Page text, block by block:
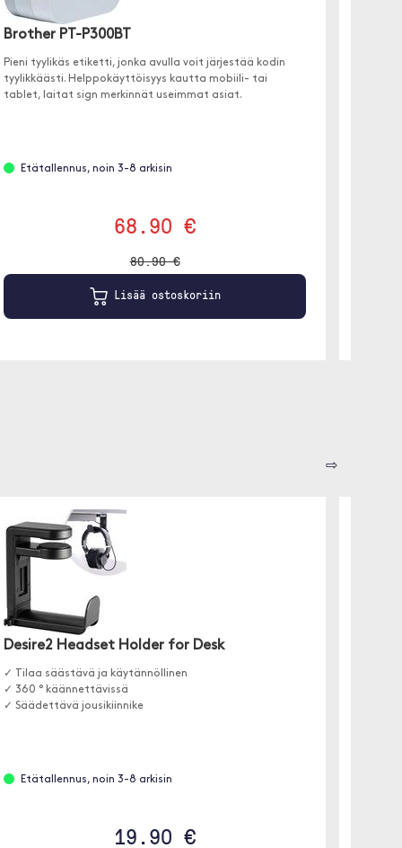
Brother PT-P300BT
Pieni tyylikäs etiketti, jonka avulla voit järjestää kodin
tyylikkäästi. Helppokäyttöisyys kautta mobiili- tai
tablet, laitat sign merkinnät useimmat asiat.
Etätallennus, noin 3-8 arkisin
68.90 €
80.90 €
Lisää ostoskoriin
⇨
Desire2 Headset Holder for Desk
✓ Tilaa säästävä ja käytännöllinen
✓ 360 ° käännettävissä
✓ Säädettävä jousikiinnike
Etätallennus, noin 3-8 arkisin
19.90 €